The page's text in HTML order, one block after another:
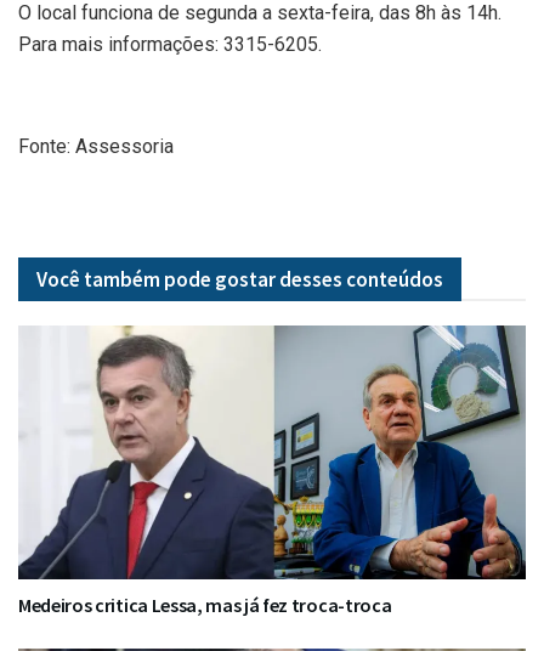
O local funciona de segunda a sexta-feira, das 8h às 14h.
Para mais informações: 3315-6205.
Fonte: Assessoria
Você também pode gostar desses conteúdos
Medeiros critica Lessa, mas já fez troca-troca